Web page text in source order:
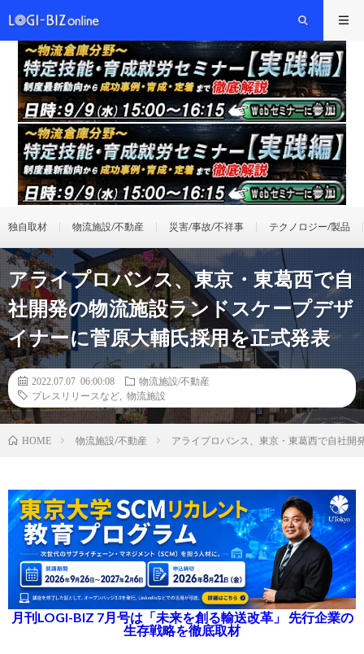
独自取材 物流施設/不動産 災害/事故/不祥事 テクノロジー/製品
アライプロバンス、東京・東葛西で自
社開発の物流施設ランドスケープデザ
イナーに菅原大輔氏採用を正式発表
2022.07.07 06:00:08
物流施設/不動産
プレスリリースなど
物流施設
HOME 物流施設/不動産 アライプロバンス、東京・東葛西で自社開
月刊LOGI-BIZ 7月号は「未来を創る輸送改革」 先行企業の
生存戦略を徹底取材